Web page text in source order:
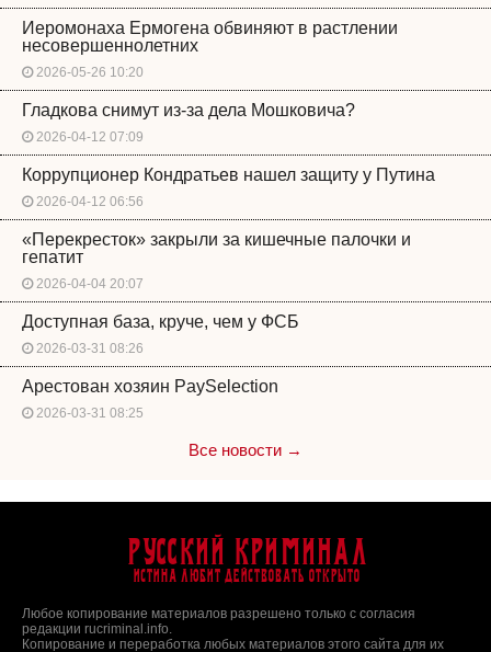
Иеромонаха Ермогена обвиняют в растлении
несовершеннолетних
2026-05-26 10:20
Гладкова снимут из-за дела Мошковича?
2026-04-12 07:09
Коррупционер Кондратьев нашел защиту у Путина
2026-04-12 06:56
«Перекресток» закрыли за кишечные палочки и
гепатит
2026-04-04 20:07
Доступная база, круче, чем у ФСБ
2026-03-31 08:26
Арестован хозяин PaySelection
2026-03-31 08:25
Все новости →
Русский Криминал
Истина любит действовать открыто
Любое копирование материалов разрешено только с согласия
редакции rucriminal.info.
Копирование и переработка любых материалов этого сайта для их